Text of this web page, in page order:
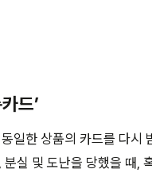
드’
일한 상품의 카드를 다시
실 및 도난을 당했을 때,